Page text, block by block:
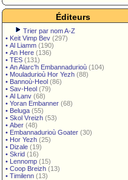
Éditeurs
Trier par nom A-Z
• Keit Vimp Bev (297)
• Al Liamm (190)
• An Here (136)
• TES (131)
• An Alarc'h Embannadurioù (104)
• Mouladurioù Hor Yezh (88)
• Bannoù-Heol (86)
• Sav-Heol (79)
• Al Lanv (68)
• Yoran Embanner (68)
• Beluga (55)
• Skol Vreizh (53)
• Aber (48)
• Embannadurioù Goater (30)
• Hor Yezh (25)
• Dizale (19)
• Skrid (16)
• Lennomp (15)
• Coop Breizh (13)
• Timilenn (13)